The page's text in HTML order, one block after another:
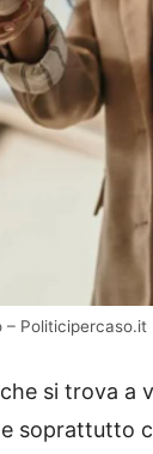
– Politicipercaso.it
si trova a
soprattutto